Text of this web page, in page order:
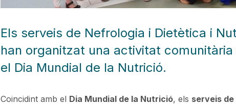
Els serveis de Nefrologia i Dietètica i
han organitzat una activitat
el Dia Mundial de la Nutrició.
Coincidint amb el Dia Mundial de la Nutrició, els serveis